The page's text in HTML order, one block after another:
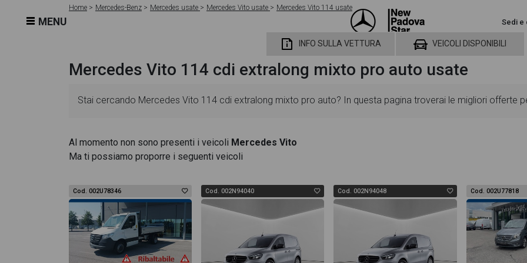
MENU Sedi e
Home Mercedes-Benz Mercedes usate Mercedes Vito usate Mercedes Vito 114 usate
INFO SULLA VETTURA VEICOLI DISPONIBILI
Mercedes Vito 114 cdi extralong mixto pro auto usate
Stai cercando Mercedes Vito 114 cdi extralong mixto pro auto? In questa pagina troverai le migliori offerte
essenziali come l'alimentazione, dati tecnici, dotazioni standard ed opzionali, colorazione esterna e
cdi extralong mixto pro auto dispone di una ricca gallery fotografica per poter vedere ogni singolo dettaglio
design degli interni in alta definizione. Questo ti permetterà di valutare al meglio l'eventuale decisione di
All'interno della pagina Mercedes Vito 114 cdi extralong mixto pro auto troverai anche il listino prezzi,
Al momento non sono presenti i veicoli Mercedes Vito
Ma ti possiamo proporre i seguenti veicoli
Cod. 002U78346 Cod. 002N94040 Cod. 002N94048 Cod. 002U77818